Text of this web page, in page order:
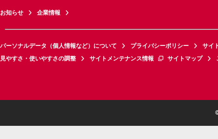
お知らせ 企業情報
パーソナルデータ（個人情報など）について プライバシーポリシー
サイ
見やすさ・使いやすさの調整
サイトメンテナンス情報 サイトマップ